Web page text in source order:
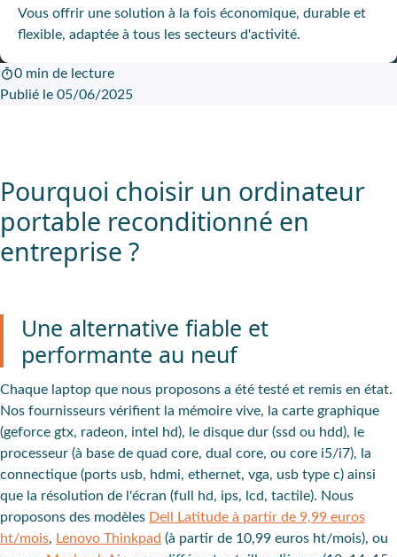
Vous offrir une solution à la fois économique, durable et
flexible, adaptée à tous les secteurs d'activité.
0 min de lecture
Publié le 05/06/2025
Pourquoi choisir un ordinateur
portable reconditionné en
entreprise ?
Une alternative fiable et
performante au neuf
Chaque laptop que nous proposons a été testé et remis en état.
Nos fournisseurs vérifient la mémoire vive, la carte graphique
(geforce gtx, radeon, intel hd), le disque dur (ssd ou hdd), le
processeur (à base de quad core, dual core, ou core i5/i7), la
connectique (ports usb, hdmi, ethernet, vga, usb type c) ainsi
que la résolution de l'écran (full hd, ips, lcd, tactile). Nous
proposons des modèles Dell Latitude à partir de 9,99 euros
ht/mois, Lenovo Thinkpad (à partir de 10,99 euros ht/mois), ou